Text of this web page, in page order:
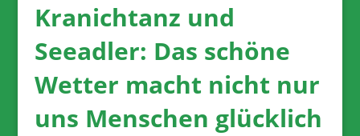
Kranichtanz und
Seeadler: Das schöne
Wetter macht nicht nur
uns Menschen glücklich